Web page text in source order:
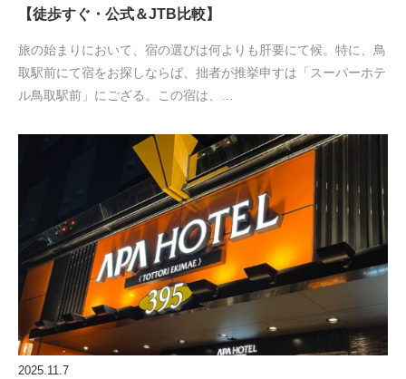
【徒歩すぐ・公式＆JTB比較】
旅の始まりにおいて、宿の選びは何よりも肝要にて候。特に、鳥
取駅前にて宿をお探しならば、拙者が推挙申すは「スーパーホテ
ル鳥取駅前」にござる。この宿は、…
2025.11.7